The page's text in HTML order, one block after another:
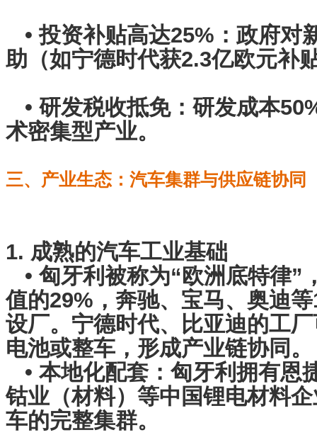
• 投资补贴高达25%：政府对
助（如宁德时代获2.3亿欧元补
• 研发税收抵免：研发成本
术密集型产业。
三、产业生态：汽车集群与供应链协同
1. 成熟的汽车工业基础
• 匈牙利被称为“欧洲底特律”
值的29%，奔驰、宝马、奥迪
设厂。宁德时代、比亚迪的工
电池或整车，形成产业链协同
• 本地化配套：匈牙利拥有恩
钴业（材料）等中国锂电材料
车的完整集群。